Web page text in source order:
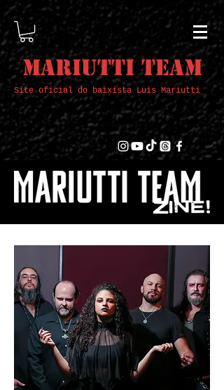
Mariutti Team
Site oficial do baixista Luis Mariutti